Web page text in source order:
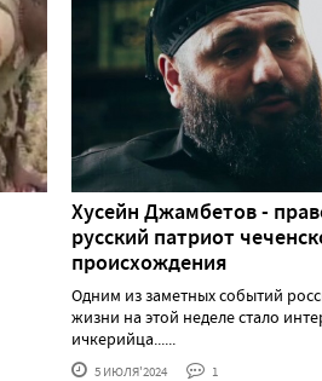
Хусейн Джамбетов -
русский патриот
происхождения
Одним из заметных событий
жизни на этой неделе стало
ичкерийца......
5 ИЮЛЯ'2024 1